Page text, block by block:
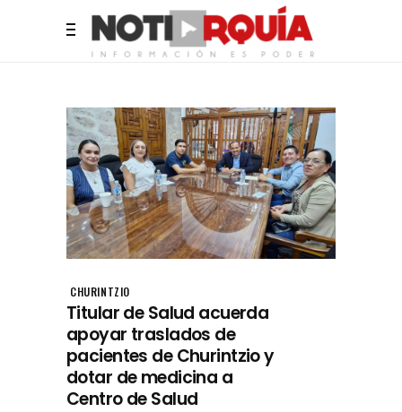
CHURINTZIO
Titular de Salud acuerda
apoyar traslados de
pacientes de Churintzio y
dotar de medicina a
Centro de Salud